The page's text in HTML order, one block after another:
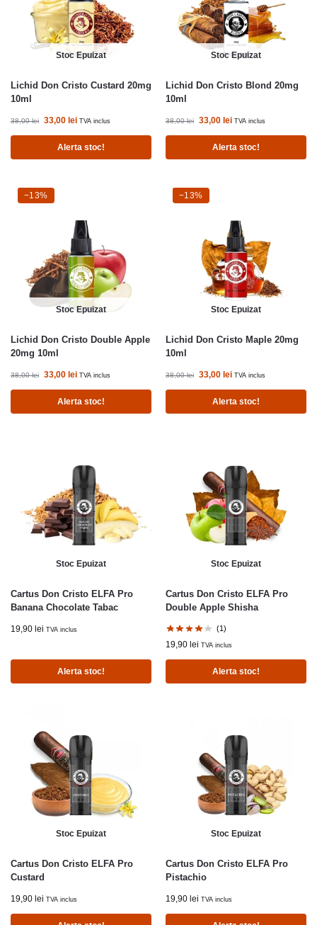
Stoc Epuizat
Lichid Don Cristo Custard 20mg
10ml
38,00lei 33,00 lei TVA inclus
Alerta stoc!
Stoc Epuizat
Lichid Don Cristo Blond 20mg
10ml
38,00lei 33,00 lei TVA inclus
Alerta stoc!
-13%
Stoc Epuizat
−13%
Lichid Don Cristo Double Apple
20mg 10ml
38,00lei 33,00 lei TVA inclus
Alerta stoc!
-13%
Stoc Epuizat
−13%
Lichid Don Cristo Maple 20mg
10ml
38,00lei 33,00 lei TVA inclus
Alerta stoc!
Stoc Epuizat
Cartus Don Cristo ELFA Pro
Banana Chocolate Tabac
19,90 lei TVA inclus
Alerta stoc!
Stoc Epuizat
Cartus Don Cristo ELFA Pro
Double Apple Shisha
(1)
19,90 lei TVA inclus
Alerta stoc!
Stoc Epuizat
Cartus Don Cristo ELFA Pro
Custard
19,90 lei TVA inclus
Stoc Epuizat
Cartus Don Cristo ELFA Pro
Pistachio
19,90 lei TVA inclus